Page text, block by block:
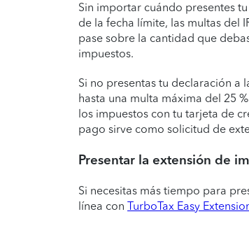
Sin importar cuándo presentes
de la fecha límite, las multas del
pase sobre la cantidad que
impuestos.
Si no presentas tu declaración a
hasta una multa máxima del 25
los impuestos con tu tarjeta de
pago sirve como solicitud de
Presentar la extensión de
Si necesitas más tiempo para
línea con TurboTax Easy